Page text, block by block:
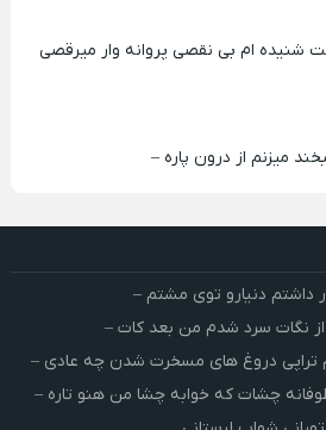
شنیده ام بی نقصی پروانه وار میرقصی
میزنم از درون پاره –
داشتم دنیارو توی مشتم –
نگات سرد شدم من بعد کات –
تراپی دروغ‌ های مسخرت شدن چه عادی –
چشات که خوابه چشا من هنو تاره –